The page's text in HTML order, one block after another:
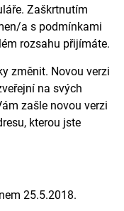
Zaškrtnutím
a s podmínkami
rozsahu přijímáte.
změnit. Novou verzi
na svých
zašle novou verzi
kterou jste
25.5.2018.